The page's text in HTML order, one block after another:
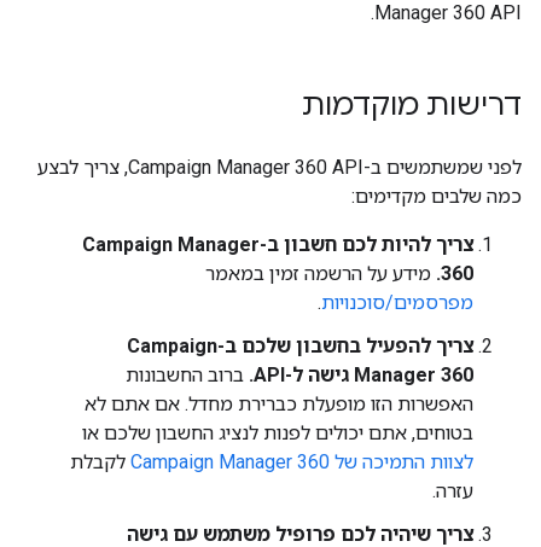
Manager 360 API.
דרישות מוקדמות
לפני שמשתמשים ב-Campaign Manager 360 API, צריך לבצע
כמה שלבים מקדימים:
צריך להיות לכם חשבון ב-Campaign Manager
360. מידע על הרשמה זמין במאמר
מפרסמים/סוכנויות.
צריך להפעיל בחשבון שלכם ב-Campaign
Manager 360 גישה ל-API.
ברוב החשבונות
האפשרות הזו מופעלת כברירת מחדל. אם אתם לא
בטוחים, אתם יכולים לפנות לנציג החשבון שלכם או
לצוות התמיכה של Campaign Manager 360
לקבלת
עזרה.
צריך שיהיה לכם פרופיל משתמש עם גישה